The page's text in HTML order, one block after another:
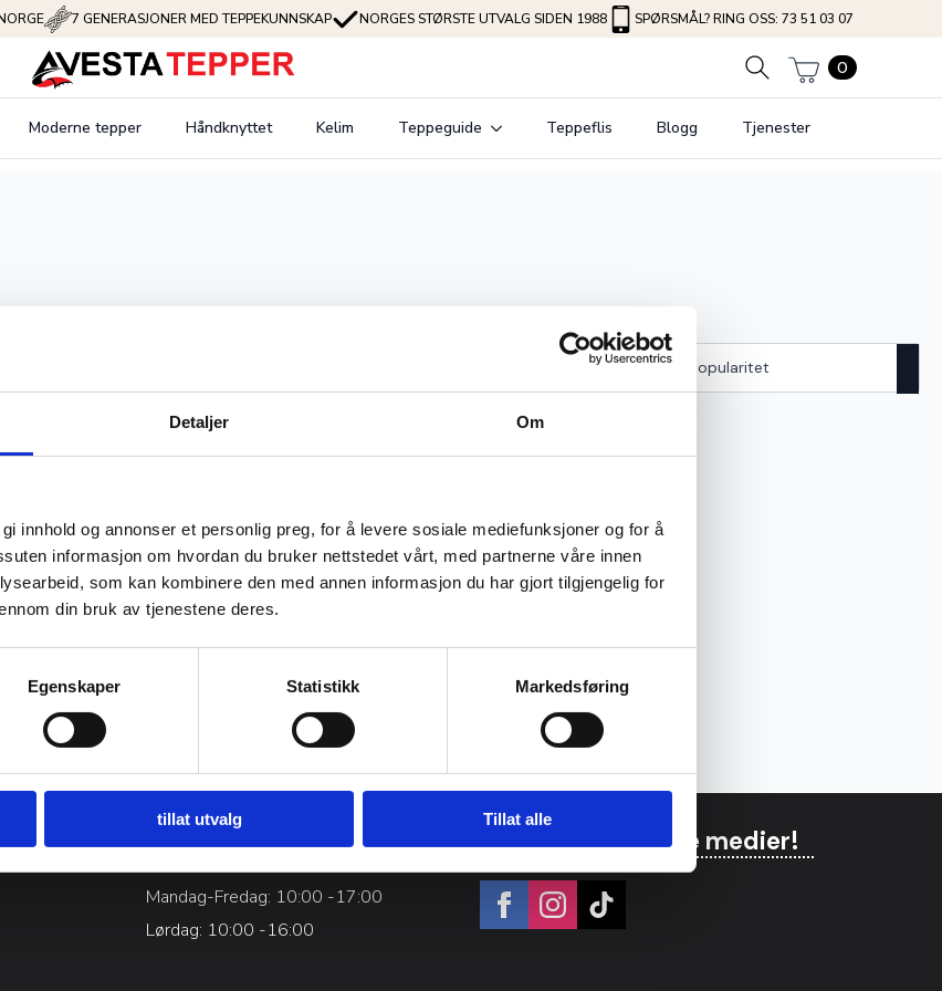
Detaljer Om
innhold og annonser et personlig preg, for å levere sosiale mediefunksjoner og for å
informasjon om hvordan du bruker nettstedet vårt, med partnerne våre innen
som kan kombinere den med annen informasjon du har gjort tilgjengelig for
din bruk av tjenestene deres.
Egenskaper Statistikk Markedsføring
tillat utvalg Tillat alle
7 GENERASJONER MED TEPPEKUNNSKAP NORGES STØRSTE UTVALG SIDEN 1988 SPØRSMÅL? RING OSS: 73 51 03 07
0
Moderne tepper Håndknyttet Kelim Teppeguide Teppeflis Blogg Tjenester
Åpningstider
Mandag-Fredag: 10:00 -17:00
Lørdag: 10:00 -16:00
Følg oss på sosiale medier!